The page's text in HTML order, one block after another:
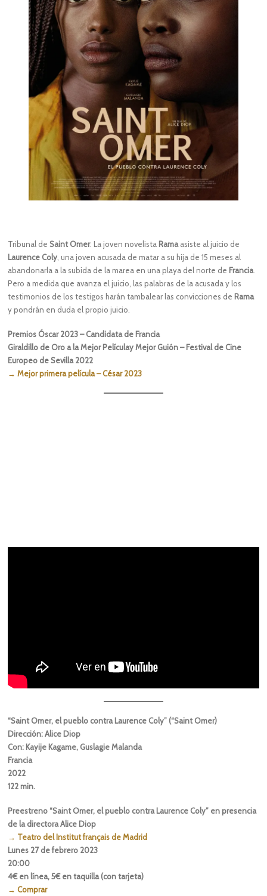
Tribunal de Saint Omer. La joven novelista Ramaasiste al juicio de
Laurence Coly , una joven acusada de matar a su hija de 15 meses al
abandonarla a la subida de la marea en una playa del norte de Francia.
Pero a medida que avanza el juicio, las palabras de la acusada y los
testimonios de los testigos harán tambalear las convicciones de Rama
y pondrán en duda el propio juicio.
Premios Óscar 2023 – Candidata de Francia
Giraldillo de Oro a la Mejor Películay Mejor Guión – Festival de Cine
Europeo de Sevilla 2022
→ Mejor primera película – César 2023
“Saint Omer, el pueblo contra Laurence Coly” (“Saint Omer)
Dirección: Alice Diop
Con: Kayije Kagame, Guslagie Malanda
Francia
2022
122 min.
Preestreno “Saint Omer, el pueblo contra Laurence Coly” en presencia
de la directora Alice Diop
→ Teatro del Institut français de Madrid
Lunes 27 de febrero 2023
20:00
4€ en línea, 5€ en taquilla (con tarjeta)
→ Comprar